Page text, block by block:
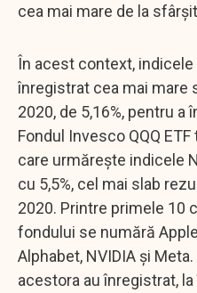
cea mai mare de la
În acest context, indicele
înregistrat cea mai mare
2020, de 5,16%, pentru a
Fondul Invesco QQQ
care urmărește indicele
cu 5,5%, cel mai slab
2020. Printre primele 10
fondului se numără
Alphabet, NVIDIA și
acestora au înregistrat,